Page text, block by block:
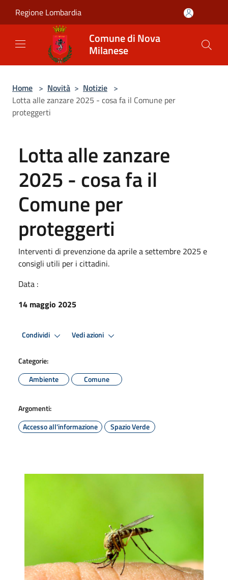
Regione Lombardia
Comune di Nova
Milanese
Home > Novità > Notizie >
Lotta alle zanzare 2025 - cosa fa il Comune per
proteggerti
Lotta alle zanzare
2025 - cosa fa il
Comune per
proteggerti
Interventi di prevenzione da aprile a settembre 2025 e
consigli utili per i cittadini.
Data :
14 maggio 2025
Condividi Vedi azioni
Categorie:
Ambiente
Comune
Argomenti:
Accesso all'informazione
Spazio Verde